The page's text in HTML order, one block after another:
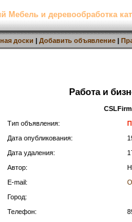
Мебель и деревообработка
доски | Добавить объявление |
Работа и
Тип объявления:
Дата опубликования:
Дата удаления:
Автор:
E-mail:
Город:
Телефон: